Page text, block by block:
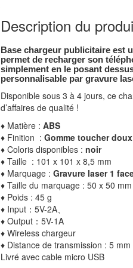
Description du
Base chargeur publicitaire est
permet de recharger son
simplement en le posant
personnalisable par gravure
Disponible sous 3 à 4 jours, ce
d’affaires de qualité !
♦ Matière : ABS
♦ Finition : Gomme toucher doux
♦ Coloris disponibles : noir
♦ Taille : 101 x 101 x 8,5 mm
♦ Marquage : Gravure laser 1
♦ Taille du marquage : 50 x 50 mm
♦ Poids : 45 g
♦ Input：5V-2A、
♦ Output：5V-1A
♦ Wireless chargeur
♦ Distance de transmission : 5 mm
Livré avec cable micro USB